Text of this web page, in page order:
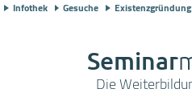
Infothek Gesuche Existenzgründung
Seminar
Die